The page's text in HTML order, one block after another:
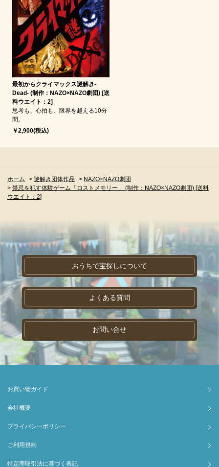
最初からクライマックス謎解き-
Dead- (制作：NAZO×NAZO劇団) [送
料ウエイト：2]
思考も、心拍も、限界を越える10分
間。
￥2,900(税込)
ホーム > 謎解き団体作品 > NAZO×NAZO劇団
> 禁忌を犯す体験ゲーム「ロストメモリー」 (制作：NAZO×NAZO劇団) [送料
ウエイト：2]
おうちで宝探しについて
よくある質問
お問い合せ
お買い物ガイド
会社概要
プライバシーポリシー
ご利用規約
特定商取引法に基づく表記